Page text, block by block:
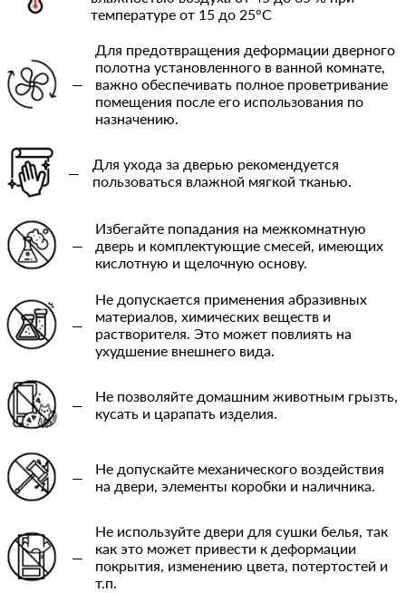
температуре от 15 до 25°C
—
Для предотвращения деформации дверного
полотна установленного в ванной комнате,
важно обеспечивать полное проветривание
помещения после его использования по
назначению.
—
Для ухода за дверью рекомендуется
пользоваться влажной мягкой тканью.
—
Избегайте попадания на межкомнатную
дверь и комплектующие смесей, имеющих
кислотную и щелочную основу.
—
Не допускается применения абразивных
материалов, химических веществ и
растворителя. Это может повлиять на
ухудшение внешнего вида.
—
Не позволяйте домашним животным грызть,
кусать и царапать изделия.
—
Не допускайте механического воздействия
на двери, элементы коробки и наличника.
—
Не используйте двери для сушки белья, так
как это может привести к деформации
покрытия, изменению цвета, потертостей и
т.п.